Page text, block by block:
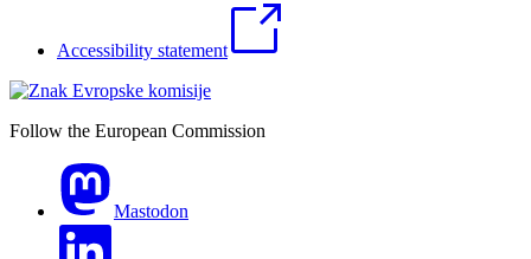
Accessibility statement
Follow the European Commission
Mastodon